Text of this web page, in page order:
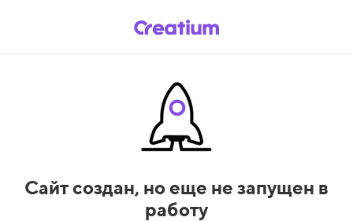
Сайт создан, но еще не запущен в
работу